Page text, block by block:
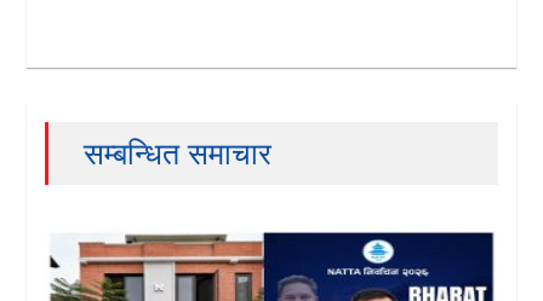
सम्बन्धित समाचार